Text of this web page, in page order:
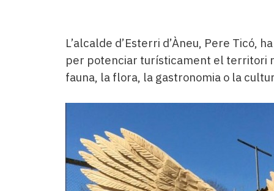
L’alcalde d’Esterri d’Àneu, Pere Ticó,
per potenciar turísticament el territori
fauna, la flora, la gastronomia o la